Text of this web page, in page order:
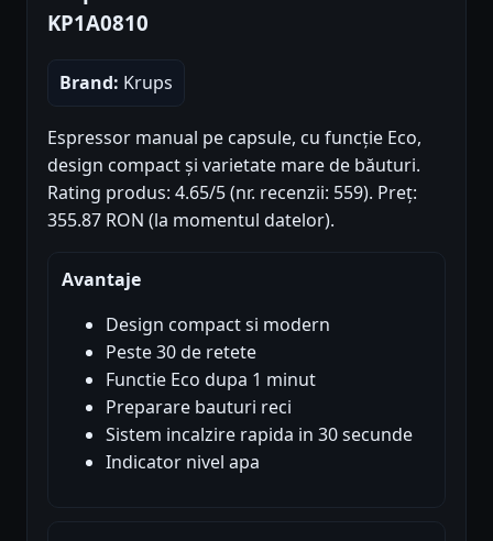
KP1A0810
Brand: Krups
Espressor manual pe capsule, cu funcție Eco,
design compact și varietate mare de băuturi.
Rating produs: 4.65/5 (nr. recenzii: 559). Preț:
355.87 RON (la momentul datelor).
Avantaje
Design compact si modern
Peste 30 de retete
Functie Eco dupa 1 minut
Preparare bauturi reci
Sistem incalzire rapida in 30 secunde
Indicator nivel apa